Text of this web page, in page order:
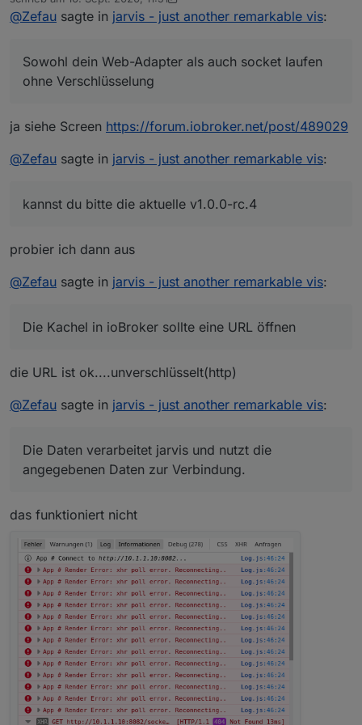
Die Kachel in ioBroker sollte eine URL öffnen, die
Die Daten verarbeitet jarvis und nutzt die
sollten diese Daten in der Konsole erscheinen:
zuletzt editiert von crunchip
@Zefau sagte in jarvis - just another remarkable vis:
Sowohl dein Web-Adapter als auch socket laufen
ohne Verschlüsselung
ja siehe Screen https://forum.iobroker.net/post/489029
@Zefau sagte in jarvis - just another remarkable vis:
kannst du bitte die aktuelle v1.0.0-rc.4
probier ich dann aus
@Zefau sagte in jarvis - just another remarkable vis:
Die Kachel in ioBroker sollte eine URL öffnen
die URL ist ok....unverschlüsselt(http)
@Zefau sagte in jarvis - just another remarkable vis:
Die Daten verarbeitet jarvis und nutzt die
angegebenen Daten zur Verbindung.
das funktioniert nicht